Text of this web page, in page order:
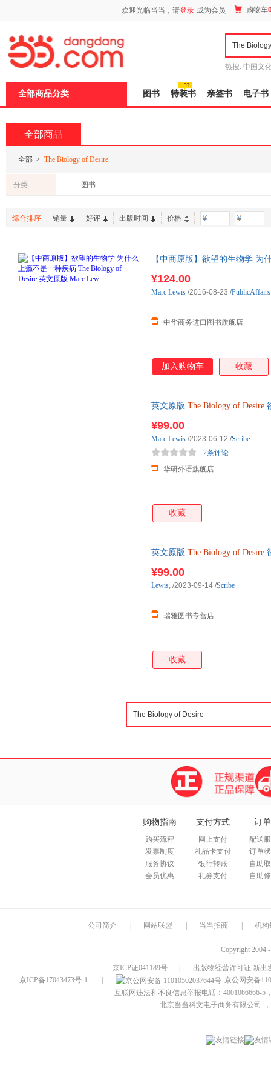
欢迎光临当当，请登录 成为会员 购物车
热搜: 中国文
全部商品分类 图书 特装书 亲签书 电子书
全部商品
全部 > The Biology of Desire
分类 图书
综合排序 销量 好评 出版时间 价格 -
【中商原版】欲望的生物学 为
¥124.00
中华商务进口图书旗舰店
Marc Lewis /2016-08-23 /PublicAffairs
加入购物车 收藏
英文原版 The Biology of Desire
¥99.00
华研外语旗舰店
2条评论
Marc Lewis /2023-06-12 /Scribe
收藏
英文原版 The Biology of Desire
¥99.00
瑞雅图书专营店
Lewis, /2023-09-14 /Scribe
收藏
页
加
购物指南
购买流程
发票制度
服务协议
会员优惠
支付方式
网上支付
礼品卡支付
银行转账
礼券支付
订
配送
订单
自助
自助
公司简介 网站联盟 当当招商 机构
Copyright 2004
京ICP证041189号
出版物经营许可证 新出
京ICP备17043473号-1
京公网安备
互联网违法和不良信息举报电话：4001066666-5
北京当当科文电子商务有限公司